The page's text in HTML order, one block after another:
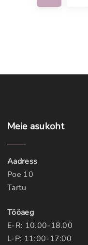
Meie asukoht
Aadress
Poe 10
Tartu
Tööaeg
E-R: 10.00-18.00
L-P: 11:00-17:00